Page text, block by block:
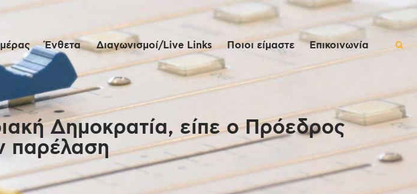
Ένθετα Διαγωνισμοί/Live Links Ποιοι είμαστε Επικοινωνία
Δημοκρατία, είπε ο Πρόεδρος
παρέλαση
Live